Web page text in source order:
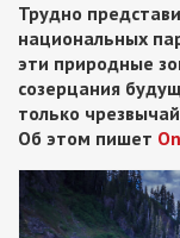
Трудно
национальных
эти природные
созерцания
только
Об этом пишет